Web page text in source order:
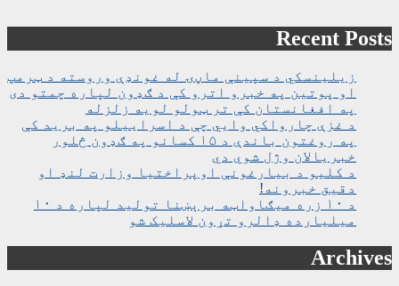
Recent Posts
زیلینسکي د سپینې ماڼۍ له غونډې وروسته د ټرمپ
او پوتین په خبرو اترو کې د ګډون لپاره چمتو دی
په افغانستان کې تر ټولو لویه زلزله
د غزې چارواکي وايي چې د اسراییلو په برید کې
په روغتون باندې د ۱۵ کسانو په ګډون څلور
خبریالان وژل شوي دي
د کلیو د بیارغونې اوپراختیا وزارت لنډ او
دقیق خبرونه!
د ۱۰ زره میګاواټه برېښنا تولید لپاره د ۱۰
میلیارده ډالرو تړون لاسلیک شو
Archives